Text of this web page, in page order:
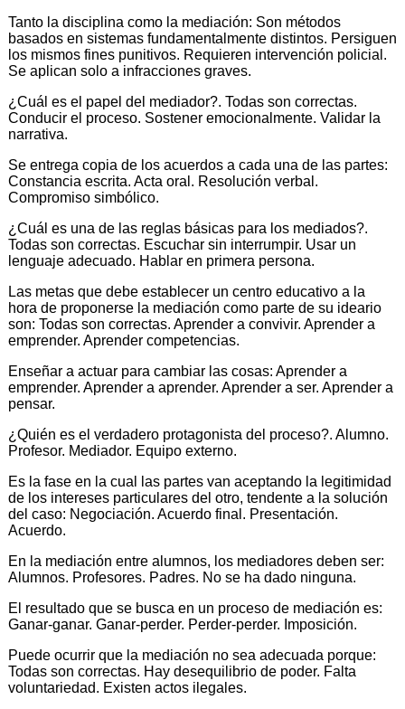
Tanto la disciplina como la mediación: Son métodos
basados en sistemas fundamentalmente distintos. Persiguen
los mismos fines punitivos. Requieren intervención policial.
Se aplican solo a infracciones graves.
¿Cuál es el papel del mediador?. Todas son correctas.
Conducir el proceso. Sostener emocionalmente. Validar la
narrativa.
Se entrega copia de los acuerdos a cada una de las partes:
Constancia escrita. Acta oral. Resolución verbal.
Compromiso simbólico.
¿Cuál es una de las reglas básicas para los mediados?.
Todas son correctas. Escuchar sin interrumpir. Usar un
lenguaje adecuado. Hablar en primera persona.
Las metas que debe establecer un centro educativo a la
hora de proponerse la mediación como parte de su ideario
son: Todas son correctas. Aprender a convivir. Aprender a
emprender. Aprender competencias.
Enseñar a actuar para cambiar las cosas: Aprender a
emprender. Aprender a aprender. Aprender a ser. Aprender a
pensar.
¿Quién es el verdadero protagonista del proceso?. Alumno.
Profesor. Mediador. Equipo externo.
Es la fase en la cual las partes van aceptando la legitimidad
de los intereses particulares del otro, tendente a la solución
del caso: Negociación. Acuerdo final. Presentación.
Acuerdo.
En la mediación entre alumnos, los mediadores deben ser:
Alumnos. Profesores. Padres. No se ha dado ninguna.
El resultado que se busca en un proceso de mediación es:
Ganar-ganar. Ganar-perder. Perder-perder. Imposición.
Puede ocurrir que la mediación no sea adecuada porque:
Todas son correctas. Hay desequilibrio de poder. Falta
voluntariedad. Existen actos ilegales.